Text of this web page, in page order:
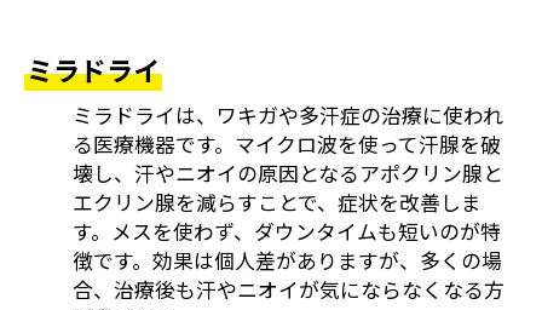
ミラドライ
ミラドライは、ワキガや多汗症の治療に使われ
る医療機器です。マイクロ波を使って汗腺を破
壊し、汗やニオイの原因となるアポクリン腺と
エクリン腺を減らすことで、症状を改善しま
す。メスを使わず、ダウンタイムも短いのが特
徴です。効果は個人差がありますが、多くの場
合、治療後も汗やニオイが気にならなくなる方